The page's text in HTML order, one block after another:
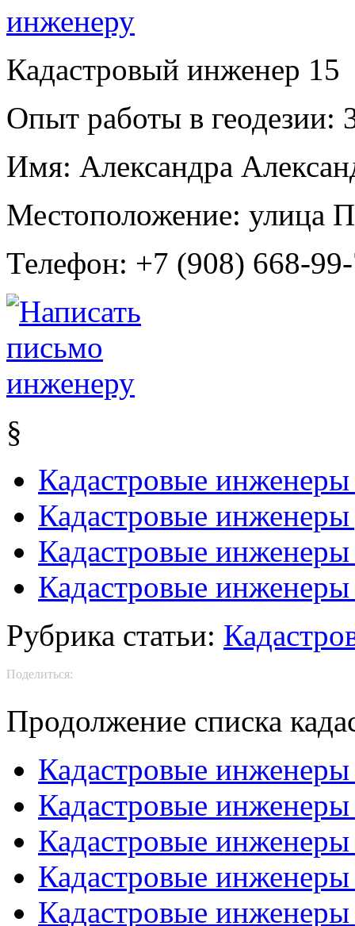
Кадастровый инженер 15
Опыт работы в геодезии:
Имя: Александра
Местоположение: улица
Телефон: +7 (908) 668-
§
Кадастровые
Кадастровые
Кадастровые
Кадастровые инженеры
Рубрика статьи:
Поделиться:
Продолжение списка
Кадастровые
Кадастровые
Кадастровые
Кадастровые
Кадастровые